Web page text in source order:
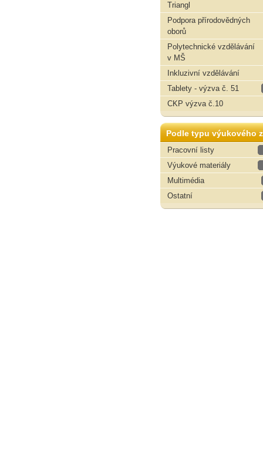
Triangl
Podpora přírodovědných
oborů
Polytechnické vzdělávání
v MŠ
Inkluzivní vzdělávání
Tablety - výzva č. 51
CKP výzva č.10
Podle typu výukového
Pracovní listy
Výukové materiály
Multimédia
Ostatní